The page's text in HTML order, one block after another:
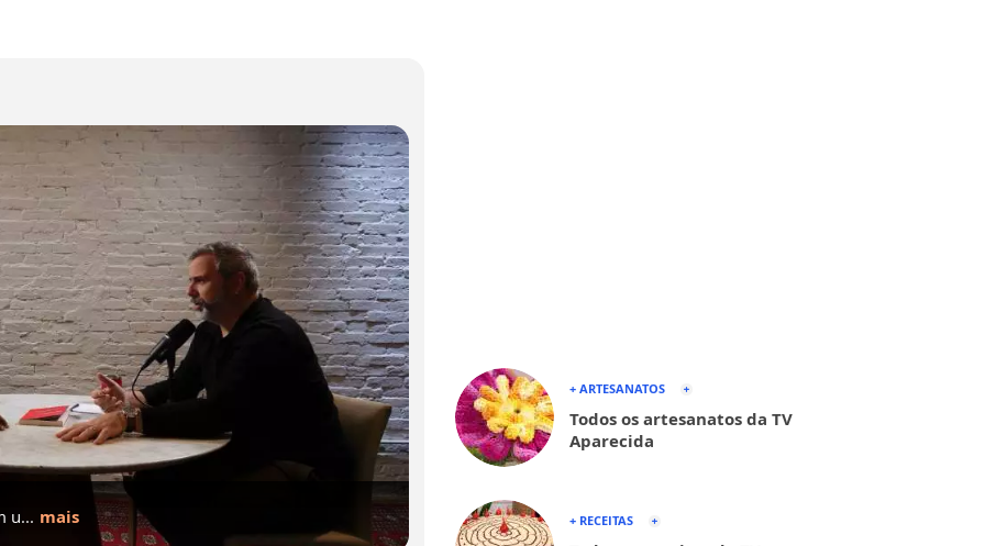
... mais
u... mais
+ ARTESANATOS
Todos os artesanatos da TV
Aparecida
+ RECEITAS